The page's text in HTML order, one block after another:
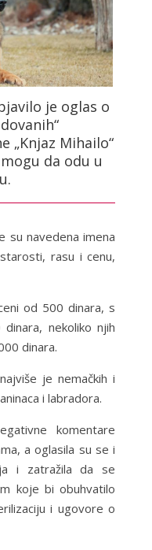
je oglas o
„Knjaz Mihailo“
da odu u
su navedena imena
rasu i cenu,
od 500 dinara, s
nekoliko njih
dinara.
je nemačkih i
i labradora.
komentare
a oglasila su se i
i zatražila da se
koje bi obuhvatilo
i ugovore o